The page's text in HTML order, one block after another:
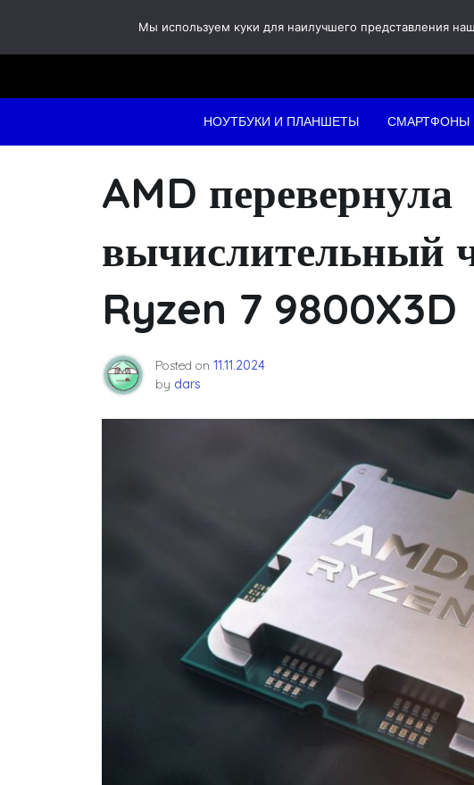
content
НОУТБУКИ И ПЛАНШЕТЫ СМАРТФОНЫ
AMD перевернула
вычислительный
Ryzen 7 9800X3D
Posted on 11.11.2024
by dars
Мы используем куки для наилучшего представления